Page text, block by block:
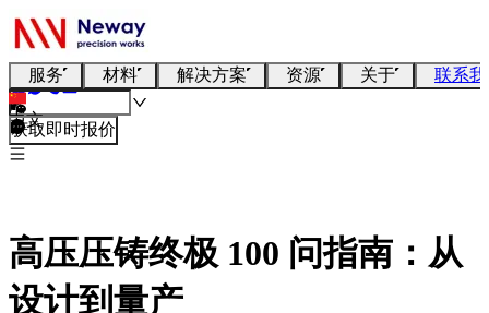
服务 材料 解决方案 资源 关于 联系
中文
获取即时报价
高压压铸终极 100 问指南：从
设计到量产